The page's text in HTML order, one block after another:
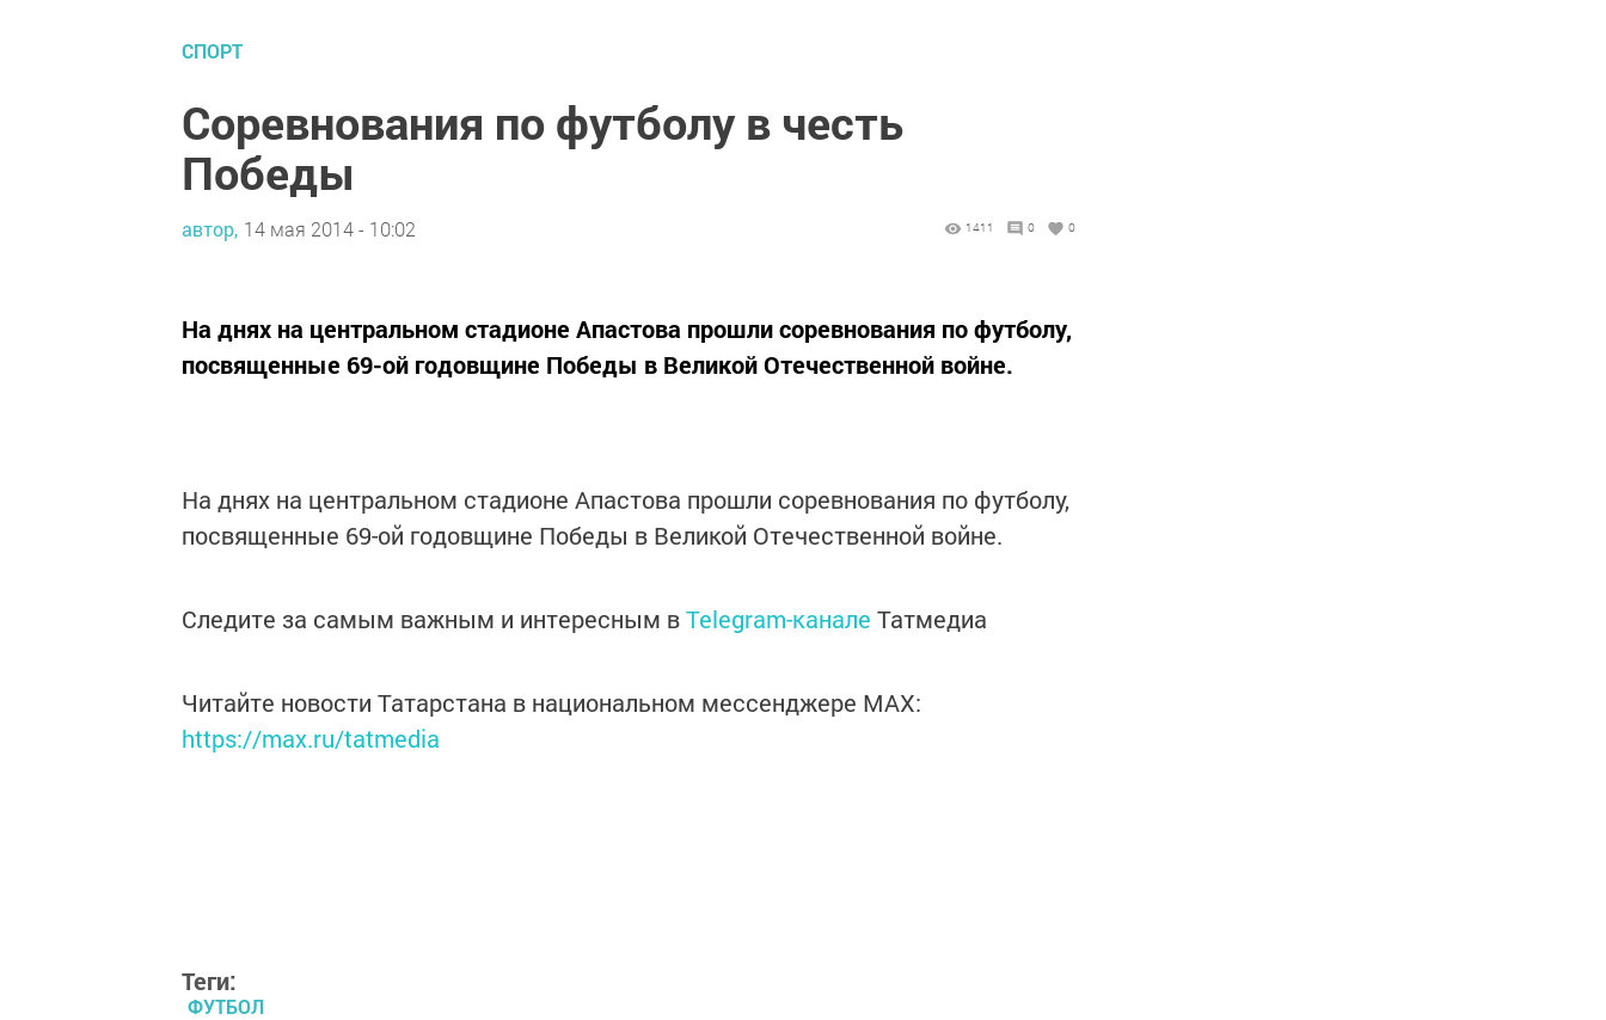
СПОРТ
Соревнования по футболу в честь
Победы
автор, 14 мая 2014 - 10:02 1411 0 0
На днях на центральном стадионе Апастова прошли соревнования по футболу,
посвященные 69-ой годовщине Победы в Великой Отечественной войне.
На днях на центральном стадионе Апастова прошли соревнования по футболу,
посвященные 69-ой годовщине Победы в Великой Отечественной войне.
Следите за самым важным и интересным вTelegram-канале Татмедиа
Читайте новости Татарстана в национальном мессенджере MАХ:
https://max.ru/tatmedia
Теги:
ФУТБОЛ